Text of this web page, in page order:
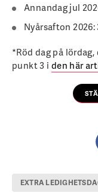
Annandag jul
Nyårsafton
*Röd dag på lördag,
punkt 3 i den här
EXTRA